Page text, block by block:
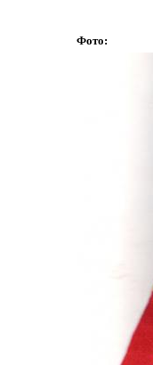
Фото: